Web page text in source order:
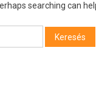
searching can